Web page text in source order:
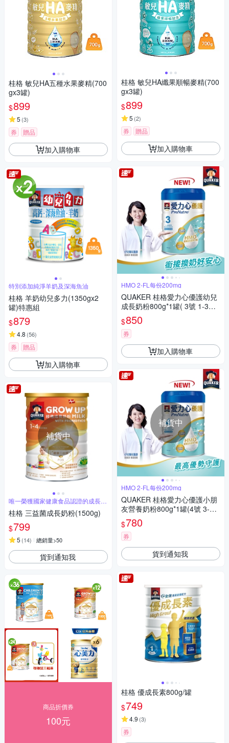
桂格 敏兒HA五種水果麥精(700
gx3罐)
$899
5 (3)
券 贈品
加入購物車
特別添加純淨羊奶及深海魚油
桂格 羊奶幼兒多力(1350gx2
罐)特惠組
$879
4.8 (56)
券 贈品
加入購物車
補貨中
唯一榮獲國家健康食品認證的成長奶
粉
桂格 三益菌成長奶粉(1500g)
$799
5 (14) 總銷量>50
貨到通知我
商品折價券
100元
桂格 敏兒HA纖果順暢麥精(700
gx3罐)
$899
5 (2)
券 贈品
加入購物車
HMO 2-FL每份200mg
QUAKER 桂格愛力心優護幼兒
成長奶粉800g*1罐( 3號 1-3歲
幼兒適用 無添加蔗糖 銜接換奶
好安心)
$850
券
加入購物車
補貨中
HMO 2-FL每份200mg
QUAKER 桂格愛力心優護小朋
友營養奶粉800g*1罐(4號 3-7
歲幼童適用 無添加蔗糖 銜接換
奶好安心)
$780
券
貨到通知我
桂格 優成長素800g/罐
$749
4.9 (3)
券